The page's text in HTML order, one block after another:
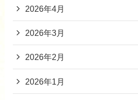
2026年4月
2026年3月
2026年2月
2026年1月